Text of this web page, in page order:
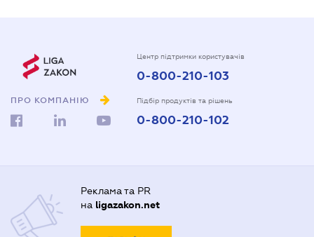
ПРО КОМПАНІЮ
Центр підтримки користувачів
0-800-210-103
Підбір продуктів та рішень
0-800-210-102
Реклама та PR
на ligazakon.net